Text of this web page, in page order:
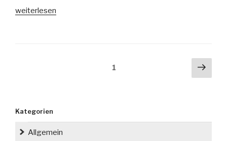
„Das
weiterlesen
Seitennummerierung1
Kategorien
Allgemein